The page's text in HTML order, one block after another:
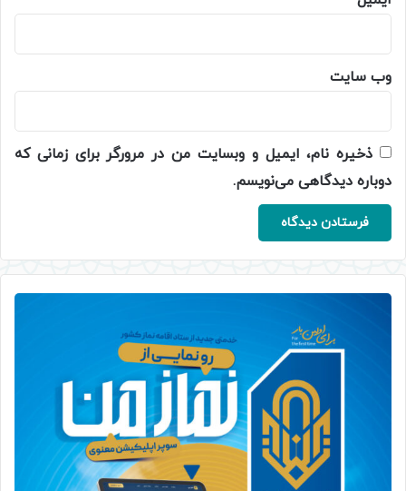
وب‌ سایت
ذخیره نام، ایمیل و وبسایت من در مرورگر برای زمانی که
دوباره دیدگاهی می‌نویسم.